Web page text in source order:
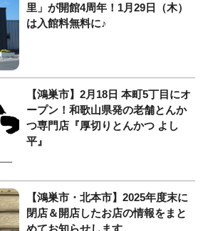
里」が開館4周年！1月29日（木）
は入館料無料に♪
【鴻巣市】2月18日 本町5丁目にオ
ープン！和歌山県発の老舗とんか
つ専門店『厚切りとんかつ よし
平』
【鴻巣市・北本市】2025年度末に
閉店＆開店したお店の情報をまと
めてお知らせします。